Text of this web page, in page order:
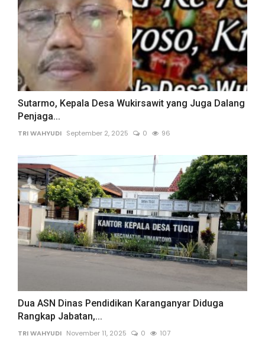
Sutarmo, Kepala Desa Wukirsawit yang Juga Dalang
Penjaga...
TRI WAHYUDI September 2, 2025 0 96
Dua ASN Dinas Pendidikan Karanganyar Diduga
Rangkap Jabatan,...
TRI WAHYUDI November 11, 2025 0 107